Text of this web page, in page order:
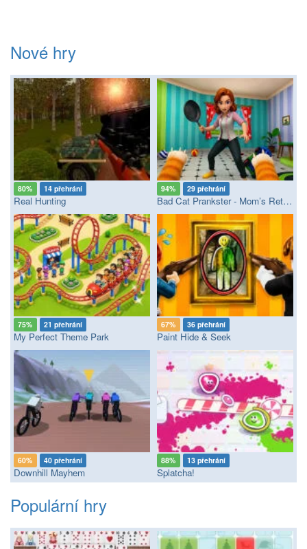
Nové hry
80% 14 přehrání
Real Hunting
94% 29 přehrání
Bad Cat Prankster - Mom’s Return
75% 21 přehrání
My Perfect Theme Park
67% 36 přehrání
Paint Hide & Seek
60% 40 přehrání
Downhill Mayhem
88% 13 přehrání
Splatcha!
Populární hry